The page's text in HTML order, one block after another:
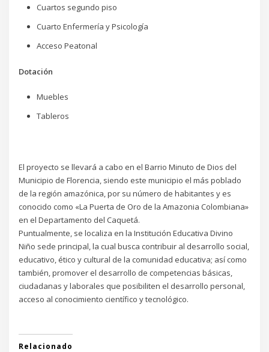
Cuartos segundo piso
Cuarto Enfermería y Psicología
Acceso Peatonal
Dotación
Muebles
Tableros
El proyecto se llevará a cabo en el Barrio Minuto de Dios del
Municipio de Florencia, siendo este municipio el más poblado
de la región amazónica, por su número de habitantes y es
conocido como «La Puerta de Oro de la Amazonia Colombiana»
en el Departamento del Caquetá.
Puntualmente, se localiza en la Institución Educativa Divino
Niño sede principal, la cual busca contribuir al desarrollo social,
educativo, ético y cultural de la comunidad educativa; así como
también, promover el desarrollo de competencias básicas,
ciudadanas y laborales que posibiliten el desarrollo personal,
acceso al conocimiento científico y tecnológico.
Relacionado